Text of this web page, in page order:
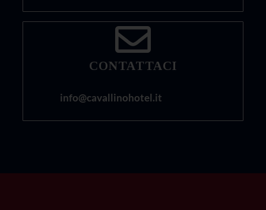
CONTATTACI
info@cavallinohotel.it